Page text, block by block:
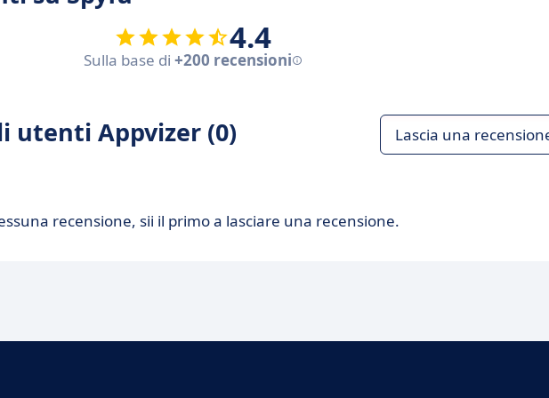
4.4
Sulla base di +200 recensioni
utenti Appvizer (0) Lascia una
recensione, sii il primo a lasciare una recensione.